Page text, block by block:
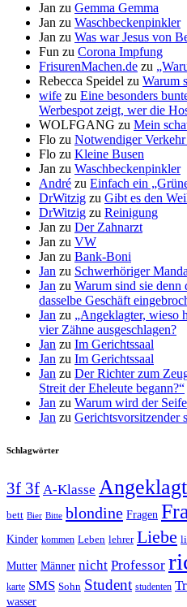
Jan zu Gemma Gemma
Jan zu Waschbeckenpinkler
Jan zu Was war Jesus von
Fun zu Corona Impfung
FrisurenMachen.de zu
Rebecca Speidel zu Warum
wife zu Eine besonders
Werbespot zeigt, wer die
WOLFGANG zu Mein
Flo zu Notwendiger
Flo zu Kleine Busen
Jan zu Waschbeckenpinkler
André zu Einfach ein
DrWitzig zu Gibt es den
DrWitzig zu Reinigung
Jan zu Der Zahnarzt
Jan zu VW
Jan zu Bank-Boni
Jan zu Schwerhöriger
Jan zu Warum sind sie denn
dasselbe Geschäft
Jan zu „Angeklagter, wieso
vier Zähne ausgeschlagen?
Jan zu Im Gerichtssaal
Jan zu Im Gerichtssaal
Jan zu Der Richter zum
Streit der Eheleute begann?“
Jan zu Warum wird der
Jan zu Gerichtsvorsitzender
Schlagwörter
3f 3f A-Klasse
bett Bier Bitte blondine Fragen
Kinder kommen Leben lehrer Liebe
Mutter Männer nicht Professor
karte SMS Sohn Student studenten
wasser